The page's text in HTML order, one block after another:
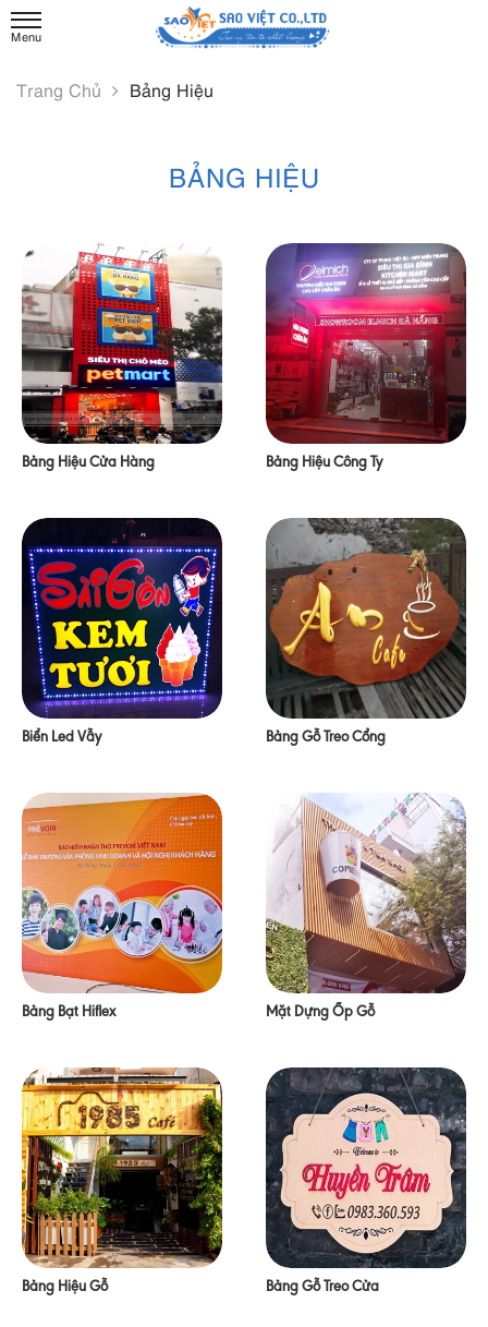
Trang Chủ Bảng Hiệu
BẢNG HIỆU
Bảng Hiệu Cửa Hàng Bảng Hiệu Công Ty
Biển Led Vẫy Bảng Gỗ Treo Cổng
Bảng Bạt Hiflex Mặt Dựng Ốp Gỗ
Bảng Hiệu Gỗ Bảng Gỗ Treo Cửa